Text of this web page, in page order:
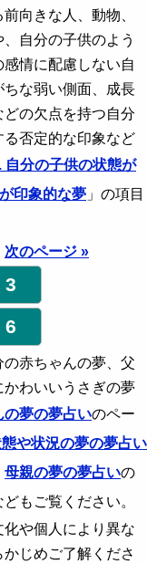
向きな人、動物、
自分の子供のよう
情に配慮しない自
な弱い側面、成長
の欠点を持つ自分
否定的な印象など
自分の子供の状態が
印象的な夢 」の項目
次のページ »
3
6
赤ちゃんの夢、父
わいいうさぎの夢
の夢の夢占いのペー
や状況の夢の夢占い
母親の夢の夢占いの
もご覧ください。
や個人により異な
じめご了解くださ